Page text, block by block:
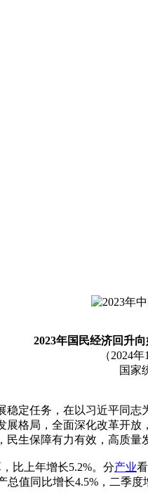
2023年国民经济回升
（2024年
国家
任务，在以习近平同志
格局，全面深化改革开
生保障有力有效，高质量
比上年增长5.2%。分产业
值同比增长4.5%，二季